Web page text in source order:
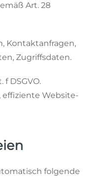
Art. 28
Kontaktanfragen,
Zugriffsdaten.
f DSGVO.
effiziente Website-
folgende